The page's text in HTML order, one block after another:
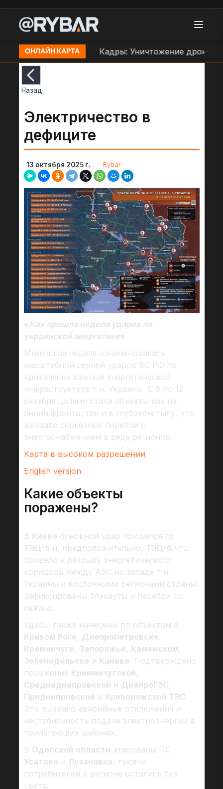
ОНЛАЙН КАРТА
ВСУ в Орехове Кадры: Уничтожение дроном
Назад
Электричество в
дефиците
13 октября 2025 г. Rybar
« Как прошла неделя ударов по
украинской энергетике»
Минувшая неделя ознаменовалась
масштабной серией ударов ВС РФ по
критически важной энергетической
инфраструктуре т.н. Украины. С 6 по 12
октября целями стали объекты как на
линии фронта, так и в глубоком тылу, что
вызвало серьёзные перебои с
энергоснабжением в ряде регионов.
Карта в высоком разрешении
English version
Какие объекты
поражены?
В Киеве основной удар пришёлся по
ТЭЦ-5 и, предположительно, ТЭЦ-6 что
привело к разрыву энергетического
коридора между АЭС на западе т.н.
Украины и восточными регионами страны.
Зафиксированы блэкауты и перебои со
связью.
Удары также нанесены по объектам в
Кривом Роге, Днепропетровске,
Кременчуге, Запорожье, Каменском,
Зеленодольске и Каневе. Подтверждено
поражение Кременчугской,
Среднеднепровской и ДнепроГЭС,
Приднепровской и Криворожской ТЭС.
Это вызвало аварийные отключения и
нестабильность подачи электроэнергии в
прилегающих районах.
В Одесской области атакованы ПС
Усатово и Лузановка, тысячи
потребителей в регионе остались без
света.